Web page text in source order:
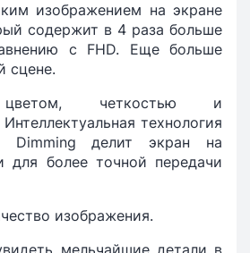
изображением на экране
содержит в 4 раза больше
с FHD. Еще больше
сцене.
цветом, четкостью и
технология
Dimming делит экран на
для более точной передачи
изображения.